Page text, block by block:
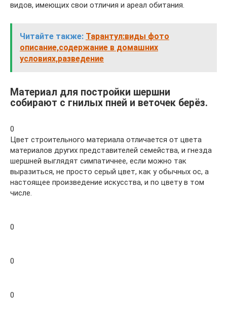
видов, имеющих свои отличия и ареал обитания.
Читайте также: Тарантул:виды фото
описание,содержание в домашних
условиях,разведение
Материал для постройки шершни
собирают с гнилых пней и веточек берёз.
0
Цвет строительного материала отличается от цвета
материалов других представителей семейства, и гнезда
шершней выглядят симпатичнее, если можно так
выразиться, не просто серый цвет, как у обычных ос, а
настоящее произведение искусства, и по цвету в том
числе.
0
0
0